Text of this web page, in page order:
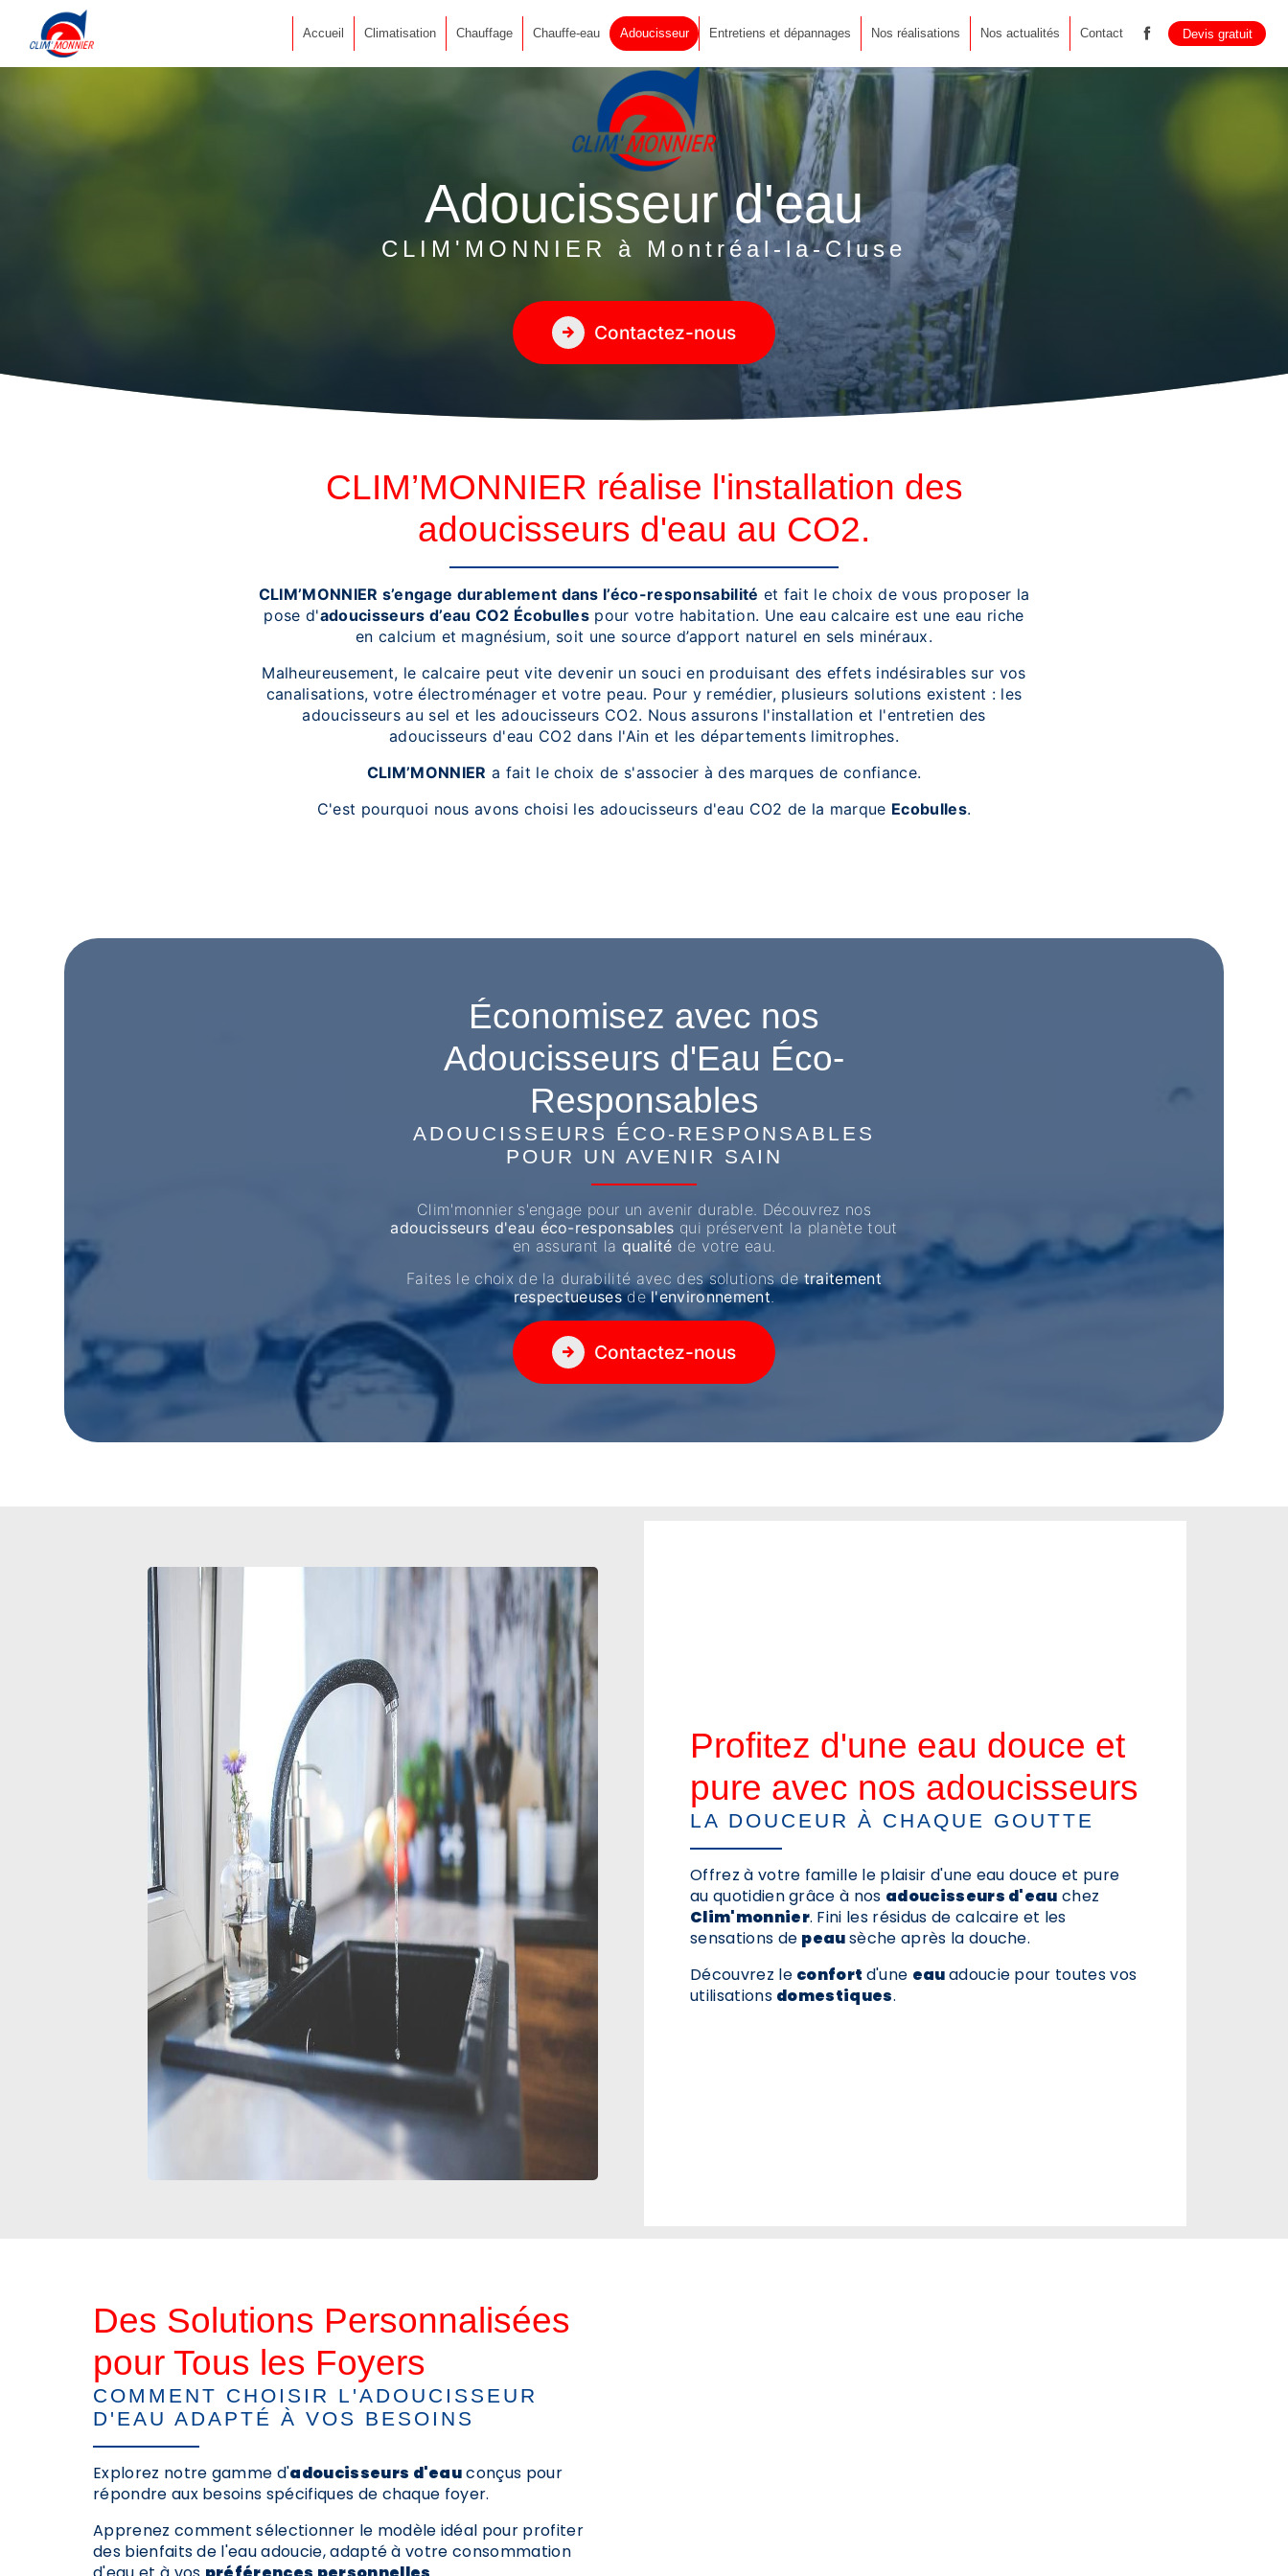
Accueil Climatisation Chauffage Chauffe-eau Adoucisseur Entretiens et dépannages Nos réalisations Nos actualités Contact Devis gratuit
Adoucisseur d'eau
CLIM'MONNIER à Montréal-la-Cluse
Contactez-nous
CLIM’MONNIER réalise l'installation des
adoucisseurs d'eau au CO2.
CLIM’MONNIER s’engage durablement dans l’éco-responsabilité et fait le choix de vous proposer la
pose d'adoucisseurs d’eau CO2 Écobullespour votre habitation. Une eau calcaire est une eau riche
en calcium et magnésium, soit une source d’apport naturel en sels minéraux.
Malheureusement, le calcaire peut vite devenir un souci en produisant des effets indésirables sur vos
canalisations, votre électroménager et votre peau. Pour y remédier, plusieurs solutions existent : les
adoucisseurs au sel et les adoucisseurs CO2. Nous assurons l'installation et l'entretien des
adoucisseurs d'eau CO2 dans l'Ain et les départements limitrophes.
CLIM’MONNIER a fait le choix de s'associer à des marques de confiance.
C'est pourquoi nous avons choisi les adoucisseurs d'eau CO2 de la marque Ecobulles.
Économisez avec nos
Adoucisseurs d'Eau Éco-
Responsables
ADOUCISSEURS ÉCO-RESPONSABLES
POUR UN AVENIR SAIN
Clim'monnier s'engage pour un avenir durable. Découvrez nos
adoucisseurs d'eau éco-responsables qui préservent la planète tout
en assurant la qualité de votre eau.
Faites le choix de la durabilité avec des solutions detraitement
respectueusesdel'environnement.
Contactez-nous
Profitez d'une eau douce et
pure avec nos adoucisseurs
LA DOUCEUR À CHAQUE GOUTTE
Offrez à votre famille le plaisir d'une eau douce et pure
au quotidien grâce à nos adoucisseurs d'eau chez
Clim'monnier. Fini les résidus de calcaire et les
sensations de peausèche après la douche.
Découvrez le confort d'une eauadoucie pour toutes vos
utilisations domestiques.
Des Solutions Personnalisées
pour Tous les Foyers
COMMENT CHOISIR L'ADOUCISSEUR
D'EAU ADAPTÉ À VOS BESOINS
Explorez notre gamme d'adoucisseurs d'eauconçus pour
répondre aux besoins spécifiques de chaque foyer.
Apprenez comment sélectionner le modèle idéal pour profiter
des bienfaits de l'eau adoucie, adapté à votre consommation
Panneau de gestion des cookies